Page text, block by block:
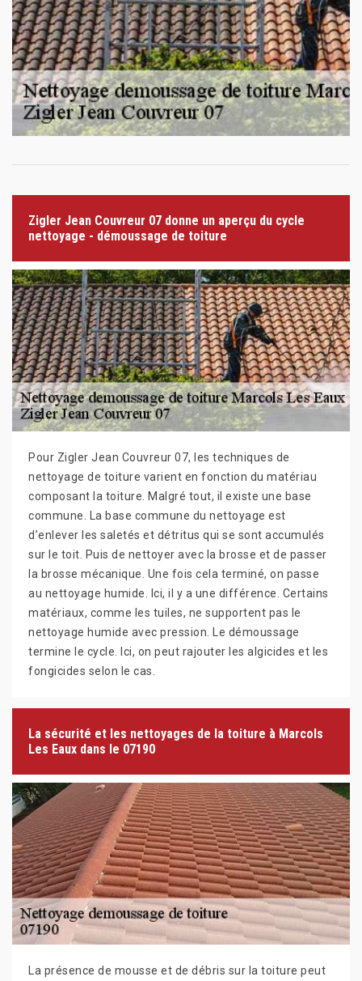
Zigler Jean Couvreur 07 donne un aperçu du cycle
nettoyage - démoussage de toiture
Pour Zigler Jean Couvreur 07, les techniques de
nettoyage de toiture varient en fonction du matériau
composant la toiture. Malgré tout, il existe une base
commune. La base commune du nettoyage est
d’enlever les saletés et détritus qui se sont accumulés
sur le toit. Puis de nettoyer avec la brosse et de passer
la brosse mécanique. Une fois cela terminé, on passe
au nettoyage humide. Ici, il y a une différence. Certains
matériaux, comme les tuiles, ne supportent pas le
nettoyage humide avec pression. Le démoussage
termine le cycle. Ici, on peut rajouter les algicides et les
fongicides selon le cas.
La sécurité et les nettoyages de la toiture à Marcols
Les Eaux dans le 07190
La présence de mousse et de débris sur la toiture peut